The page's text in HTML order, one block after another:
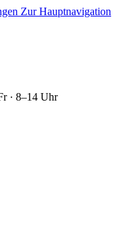
Zur Hauptnavigation
· 8–14 Uhr